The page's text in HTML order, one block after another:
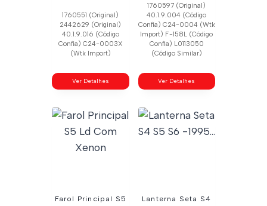
1760551 (Original)
2442629 (Original)
40.1.9.016 (Código
Confia) C24-0003X
(Wtk Import)
Ver Detalhes
1760597 (Original)
40.1.9.004 (Código
Confia) C24-0004 (Wtk
Import) F-158L (Código
Confia) L0113050
(Código Similar)
Ver Detalhes
Farol Principal S5
Lanterna Seta S4